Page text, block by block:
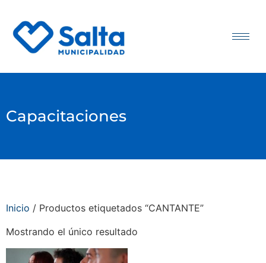
Capacitaciones
Inicio / Productos etiquetados “CANTANTE”
Mostrando el único resultado